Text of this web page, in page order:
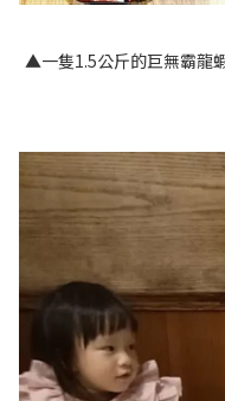
▲一隻1.5公斤的巨無霸龍